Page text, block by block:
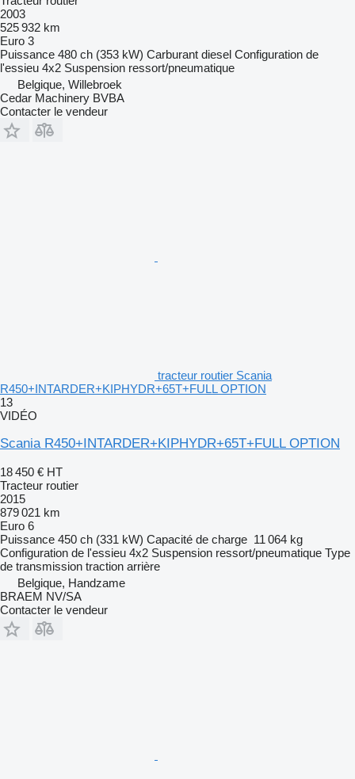
2003
525 932 km
Euro 3
Puissance 480 ch (353 kW) Carburant diesel Configuration de
l'essieu 4x2 Suspension ressort/pneumatique
Belgique, Willebroek
Cedar Machinery BVBA
Contacter le vendeur
tracteur routier Scania
R450+INTARDER+KIPHYDR+65T+FULL OPTION
13
VIDÉO
Scania R450+INTARDER+KIPHYDR+65T+FULL OPTION
18 450 € HT
Tracteur routier
2015
879 021 km
Euro 6
Puissance 450 ch (331 kW) Capacité de charge 11 064 kg
Configuration de l'essieu 4x2 Suspension ressort/pneumatique Type
de transmission traction arrière
Belgique, Handzame
BRAEM NV/SA
Contacter le vendeur